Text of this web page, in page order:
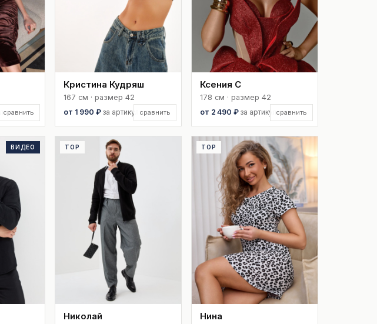
сравнить сравнить
Кристина Кудряш
167 см · размер 42
от 1 990 ₽ за артикул сравнить
Ксения С
178 см · размер 42
от 2 490 ₽ за артикул
ВИДЕО TOP
Николай
TOP
Нина